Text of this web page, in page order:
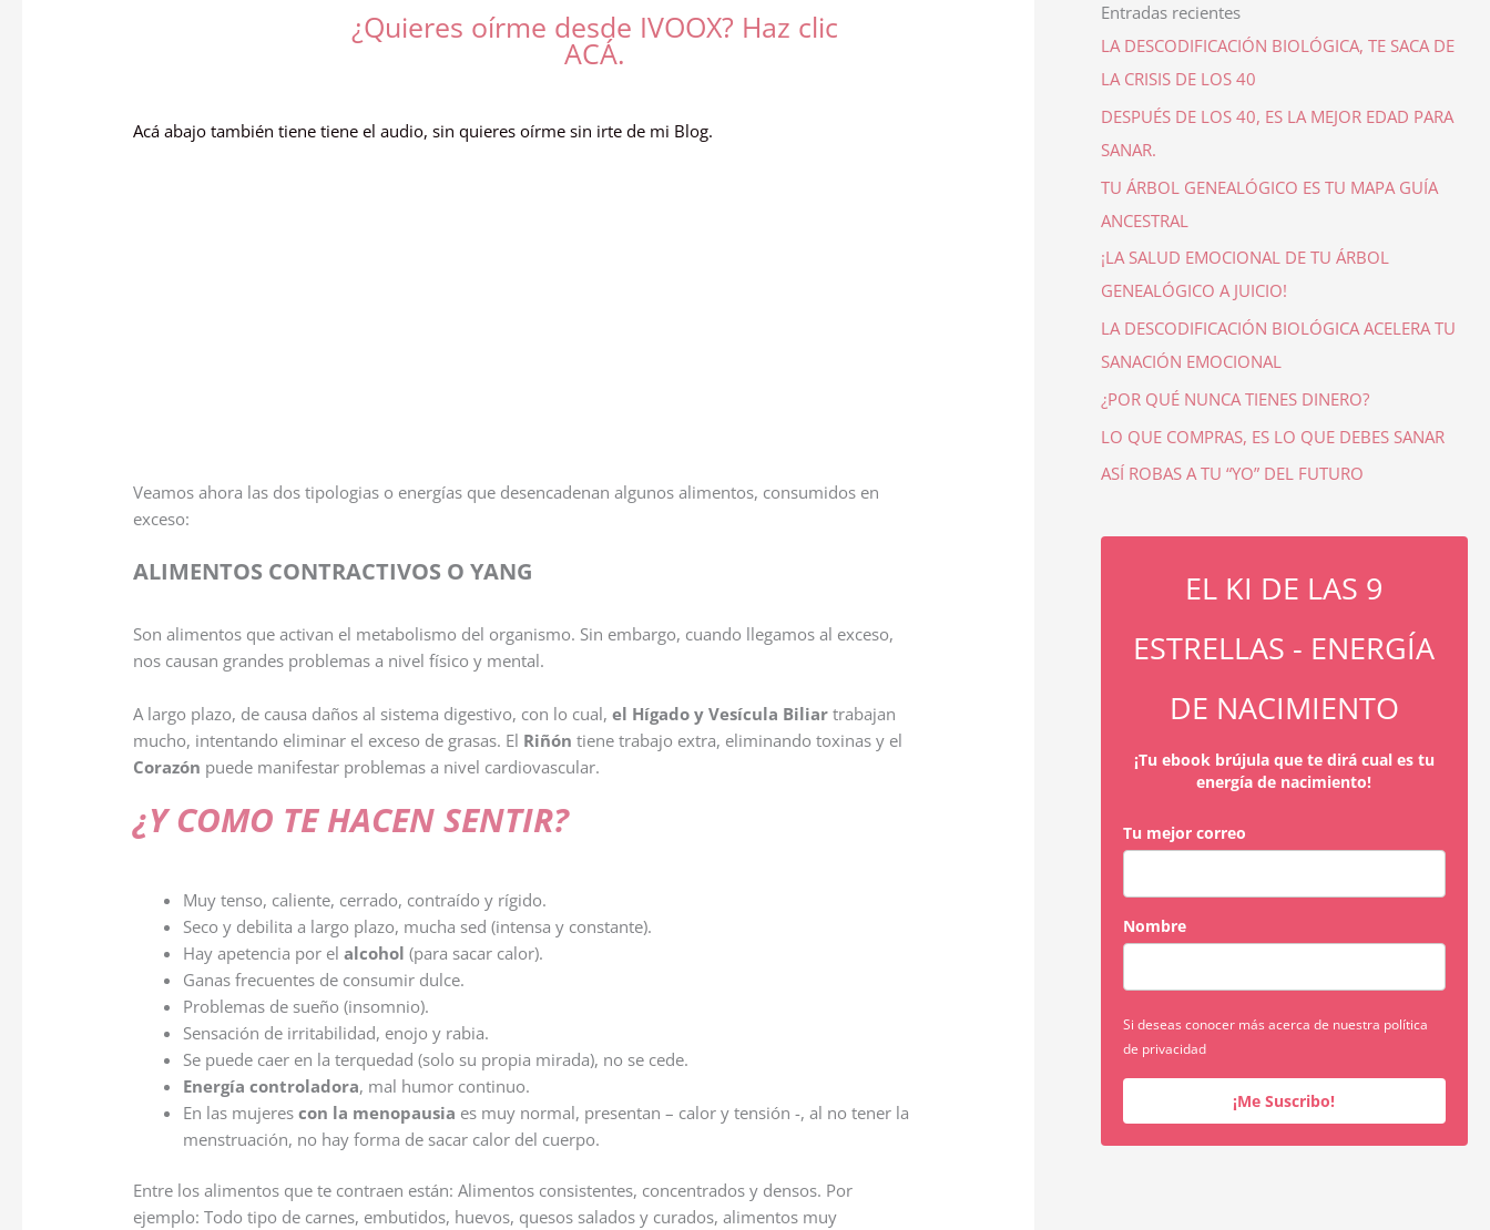
¿Quieres oírme desde IVOOX? Haz clic
ACÁ.
Acá abajo también tiene tiene el audio, sin quieres oírme sin irte de mi Blog.
Veamos ahora las dos tipologias o energías que desencadenan algunos alimentos, consumidos en
exceso:
ALIMENTOS CONTRACTIVOS O YANG
Son alimentos que activan el metabolismo del organismo. Sin embargo, cuando llegamos al exceso,
nos causan grandes problemas a nivel físico y mental.
A largo plazo, de causa daños al sistema digestivo, con lo cual,el Hígado y Vesícula Biliar trabajan
mucho, intentando eliminar el exceso de grasas. El Riñón tiene trabajo extra, eliminando toxinas y el
Corazón puede manifestar problemas a nivel cardiovascular.
¿Y COMO TE HACEN SENTIR?
Muy tenso, caliente, cerrado, contraído y rígido.
Seco y debilita a largo plazo, mucha sed (intensa y constante).
Hay apetencia por elalcohol(para sacar calor).
Ganas frecuentes de consumir dulce.
Problemas de sueño (insomnio).
Sensación de irritabilidad, enojo y rabia.
Se puede caer en la terquedad (solo su propia mirada), no se cede.
Energía controladora, mal humor continuo.
En las mujerescon la menopausia es muy normal, presentan – calor y tensión -, al no tener la
menstruación, no hay forma de sacar calor del cuerpo.
Entre los alimentos que te contraen están: Alimentos consistentes, concentrados y densos. Por
ejemplo: Todo tipo de carnes, embutidos, huevos, quesos salados y curados, alimentos muy
Entradas recientes
LA DESCODIFICACIÓN BIOLÓGICA, TE SACA DE
LA CRISIS DE LOS 40
DESPUÉS DE LOS 40, ES LA MEJOR EDAD PARA
SANAR.
TU ÁRBOL GENEALÓGICO ES TU MAPA GUÍA
ANCESTRAL
¡LA SALUD EMOCIONAL DE TU ÁRBOL
GENEALÓGICO A JUICIO!
LA DESCODIFICACIÓN BIOLÓGICA ACELERA TU
SANACIÓN EMOCIONAL
¿POR QUÉ NUNCA TIENES DINERO?
LO QUE COMPRAS, ES LO QUE DEBES SANAR
ASÍ ROBAS A TU “YO” DEL FUTURO
EL KI DE LAS 9
ESTRELLAS - ENERGÍA
DE NACIMIENTO
¡Tu ebook brújula que te dirá cual es tu
energía de nacimiento!
Tu mejor correo
Nombre
Si deseas conocer más acerca de nuestra política
de privacidad
¡Me Suscribo!